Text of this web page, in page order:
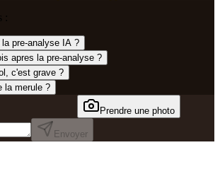
pre-analyse IA ?
apres la pre-analyse ?
c'est grave ?
la merule ?
Prendre une photo
Envoyer